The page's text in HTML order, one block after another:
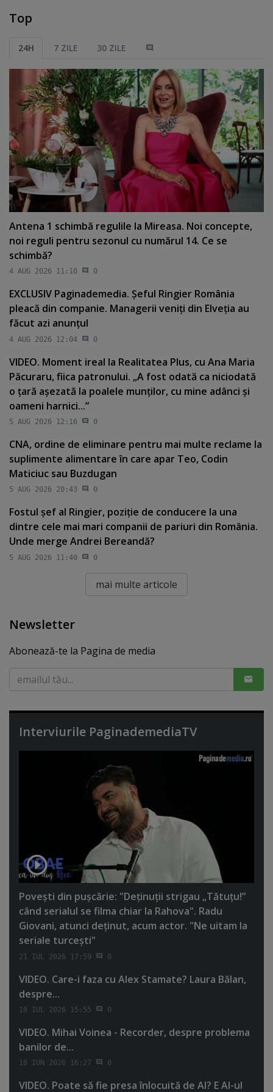
Top
24H 7 ZILE 30 ZILE
Antena 1 schimbă regulile la Mireasa. Noi concepte,
noi reguli pentru sezonul cu numărul 14. Ce se
schimbă?
4 AUG 2026 11:10 0
EXCLUSIV Paginademedia. Şeful Ringier România
pleacă din companie. Managerii veniţi din Elveţia au
făcut azi anunţul
4 AUG 2026 12:04 0
VIDEO. Moment ireal la Realitatea Plus, cu Ana Maria
Păcuraru, fiica patronului. „A fost odată ca niciodată
o ţară aşezată la poalele munţilor, cu mine adânci şi
oameni harnici...”
5 AUG 2026 12:16 0
CNA, ordine de eliminare pentru mai multe reclame la
suplimente alimentare în care apar Teo, Codin
Maticiuc sau Buzdugan
5 AUG 2026 20:43 0
Fostul şef al Ringier, poziţie de conducere la una
dintre cele mai mari companii de pariuri din România.
Unde merge Andrei Bereandă?
5 AUG 2026 11:40 0
mai multe articole
Newsletter
Abonează-te la Pagina de media
Interviurile PaginademediaTV
Poveşti din puşcărie: "Deţinuţii strigau „Tătuţu!”
când serialul se filma chiar la Rahova". Radu
Giovani, atunci deţinut, acum actor. "Ne uitam la
seriale turceşti"
21 IUL 2026 17:59 0
VIDEO. Care-i faza cu Alex Stamate? Laura Bălan,
despre...
18 IUL 2026 15:55 0
VIDEO. Mihai Voinea - Recorder, despre problema
banilor de...
18 IUN 2026 16:27 0
VIDEO. Poate să fie presa înlocuită de AI? E AI-ul